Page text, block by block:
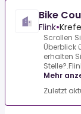
Bike
Flink•
Scrollen
Überblick
erhalten
Mehr
Zuletzt